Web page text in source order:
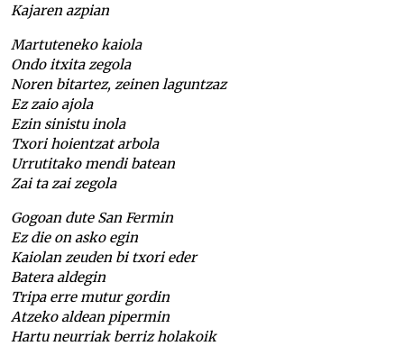
Kajaren azpian
Martuteneko kaiola
Ondo itxita zegola
Noren bitartez, zeinen laguntzaz
Ez zaio ajola
Ezin sinistu inola
Txori hoientzat arbola
Urrutitako mendi batean
Zai ta zai zegola
Gogoan dute San Fermin
Ez die on asko egin
Kaiolan zeuden bi txori eder
Batera aldegin
Tripa erre mutur gordin
Atzeko aldean pipermin
Hartu neurriak berriz holakoik